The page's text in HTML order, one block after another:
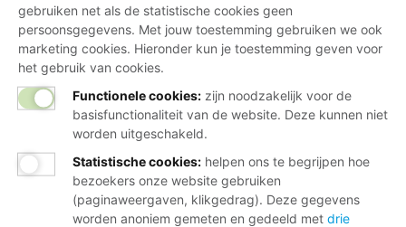
gebruiken net als de statistische cookies geen
persoonsgegevens. Met jouw toestemming gebruiken we ook
marketing cookies. Hieronder kun je toestemming geven voor
het gebruik van cookies.
Functionele cookies: zijn noodzakelijk voor de
basisfunctionaliteit van de website. Deze kunnen niet
worden uitgeschakeld.
Statistische cookies: helpen ons te begrijpen hoe
bezoekers onze website gebruiken
(paginaweergaven, klikgedrag). Deze gegevens
worden anoniem gemeten en gedeeld met drie